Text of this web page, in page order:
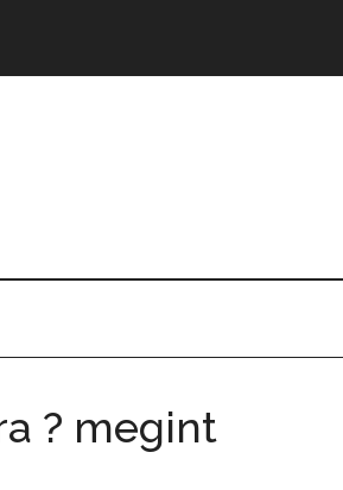
? megint